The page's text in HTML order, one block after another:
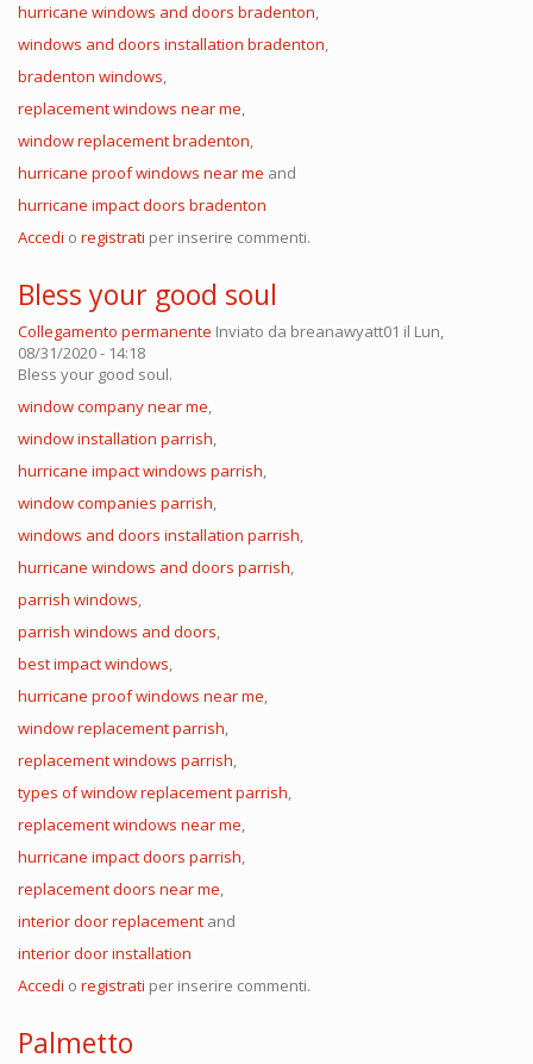
hurricane windows and doors bradenton,
windows and doors installation bradenton,
bradenton windows,
replacement windows near me,
window replacement bradenton,
hurricane proof windows near me and
hurricane impact doors bradenton
Accedi o registrati per inserire commenti.
Bless your good soul
Collegamento permanente Inviato da breanawyatt01 il Lun,
08/31/2020 - 14:18
Bless your good soul.
window company near me,
window installation parrish,
hurricane impact windows parrish,
window companies parrish,
windows and doors installation parrish,
hurricane windows and doors parrish,
parrish windows,
parrish windows and doors,
best impact windows,
hurricane proof windows near me,
window replacement parrish,
replacement windows parrish,
types of window replacement parrish,
replacement windows near me,
hurricane impact doors parrish,
replacement doors near me,
interior door replacement and
interior door installation
Accedi o registrati per inserire commenti.
Palmetto